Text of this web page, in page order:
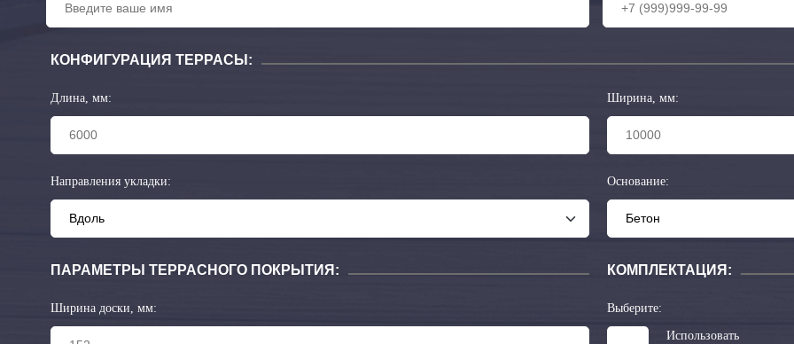
КОНФИГУРАЦИЯ ТЕРРАСЫ:
Длина, мм: Ширина, мм:
Направления укладки: Основание:
ПАРАМЕТРЫ ТЕРРАСНОГО ПОКРЫТИЯ:
Ширина доски, мм:
КОМПЛЕКТАЦИЯ:
Выберите:
Использовать